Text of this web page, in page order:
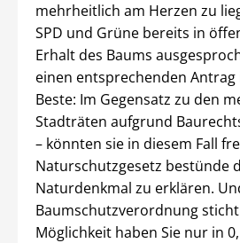
mehrheitlich am Herzen zu
SPD und Grüne bereits in
Erhalt des Baums
einen entsprechenden
Beste: Im Gegensatz zu den
Stadträten aufgrund
– könnten sie in diesem Fall
Naturschutzgesetz bestünde
Naturdenkmal zu erklären.
Baumschutzverordnung
Möglichkeit haben Sie nur in